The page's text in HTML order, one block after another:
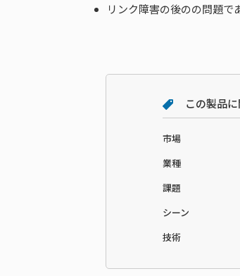
リンク障害の後のの問題
この製品
市場
業種
課題
シーン
技術